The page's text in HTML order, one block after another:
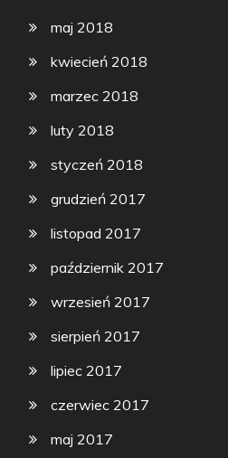
maj 2018
kwiecień 2018
marzec 2018
luty 2018
styczeń 2018
grudzień 2017
listopad 2017
październik 2017
wrzesień 2017
sierpień 2017
lipiec 2017
czerwiec 2017
maj 2017